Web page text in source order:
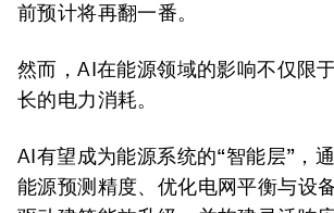
前预计将再翻一番。
然而，AI在能源领域的影响不仅限
长的电力消耗。
AI有望成为能源系统的“智能层”，
能源预测精度、优化电网平衡与设